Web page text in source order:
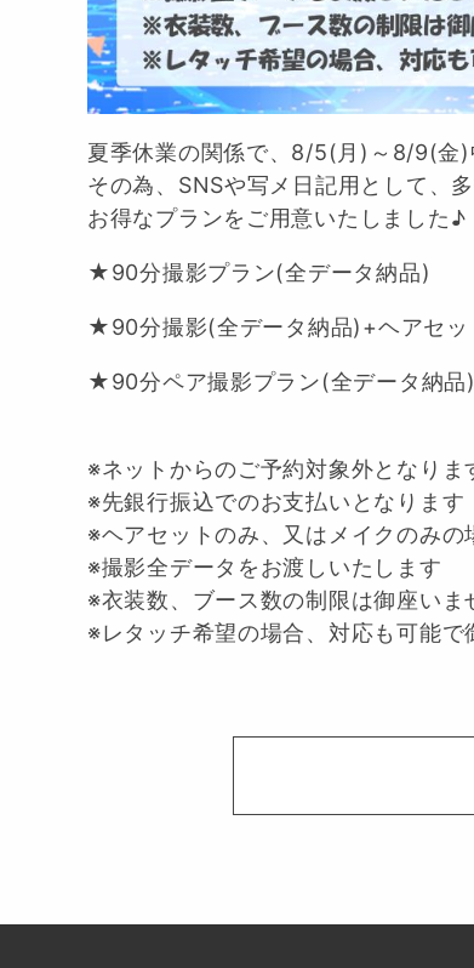
夏季休業の関係で、8/5(月)～8/9(金)
その為、SNSや写メ日記用として、
お得なプランをご用意いたしました♪
★90分撮影プラン(全データ納
★90分撮影(全データ納品)+ヘ
★90分ペア撮影プラン(全デー
※ネットからのご予約対象外となり
※先銀行振込でのお支払いとなります
※ヘアセットのみ、又はメイクのみ
※撮影全データをお渡しいたします
※衣装数、ブース数の制限は御座いま
※レタッチ希望の場合、対応も可能